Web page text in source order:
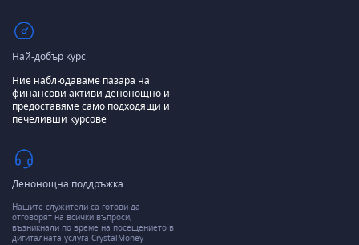
Най-добър курс
Ние наблюдаваме пазара на
финансови активи денонощно и
предоставяме само подходящи и
печеливши курсове
Денонощна поддръжка
Нашите служители са готови да
отговорят на всички въпроси,
възникнали по време на посещението в
дигиталната услуга CrystalMoney